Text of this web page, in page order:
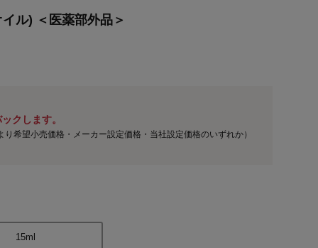
ル) ＜医薬部外品＞
クします。
希望小売価格・メーカー設定価格・当社設定価格のいずれか）
15ml